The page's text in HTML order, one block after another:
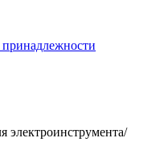
электроинструмента/